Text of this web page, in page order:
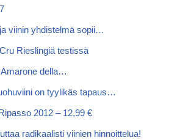
viinin yhdistelmä sopii…
Rieslingiä testissä
della…
on tyylikäs tapaus…
2012 – 12,99 €
radikaalisti viinien hinnoittelua!